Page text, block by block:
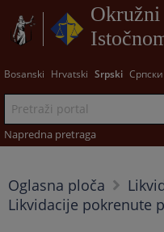
Bosanski Hrvatski Srpski Српски
Napredna pretraga
Oglasna ploča
Likvidacije pokrenute